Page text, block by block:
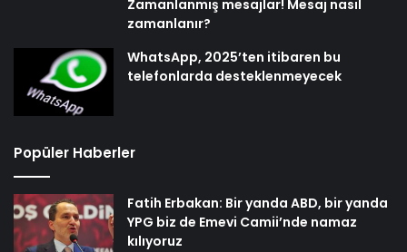
Zamanlanmış mesajlar! Mesaj nasıl
zamanlanır?
WhatsApp, 2025’ten itibaren bu
telefonlarda desteklenmeyecek
Popüler Haberler
Fatih Erbakan: Bir yanda ABD, bir yanda
YPG biz de Emevi Camii’nde namaz
kılıyoruz